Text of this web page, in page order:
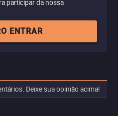
participar da nossa
ENTRAR
Deixe sua opinião acima!